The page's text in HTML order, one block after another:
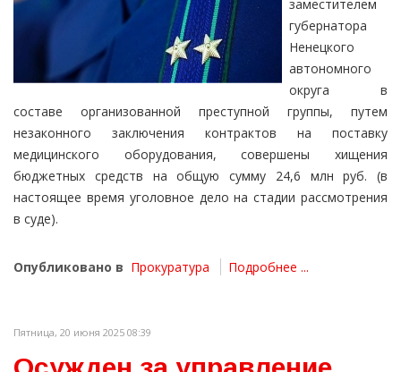
заместителем
губернатора
Ненецкого
автономного
округа в
составе организованной преступной группы, путем
незаконного заключения контрактов на поставку
медицинского оборудования, совершены хищения
бюджетных средств на общую сумму 24,6 млн руб. (в
настоящее время уголовное дело на стадии рассмотрения
в суде).
Опубликовано в Прокуратура Подробнее ...
Пятница, 20 июня 2025 08:39